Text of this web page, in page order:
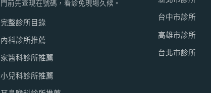
門前先查現在號碼，看診免現場久候。
完整診所目錄
內科診所推薦
家醫科診所推薦
小兒科診所推薦
台中市診所
高雄市診所
台北市診所